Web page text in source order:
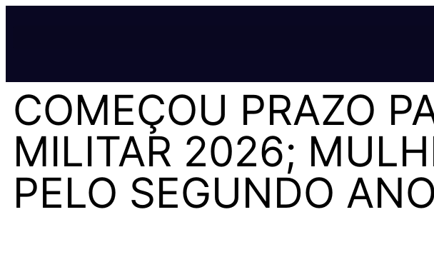
COMEÇOU PRAZO
MILITAR 2026;
PELO SEGUNDO ANO